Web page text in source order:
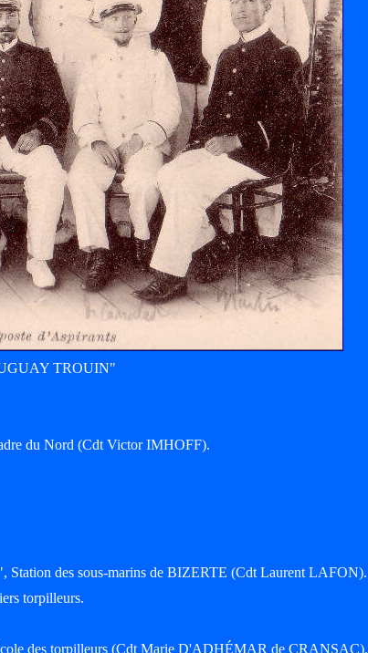
TROUIN"
du Nord (Cdt Victor IMHOFF).
des sous-marins de BIZERTE (Cdt Laurent LAFON).
torpilleurs.
des torpilleurs (Cdt Marie D'ADHÉMAR de CRANSAC).